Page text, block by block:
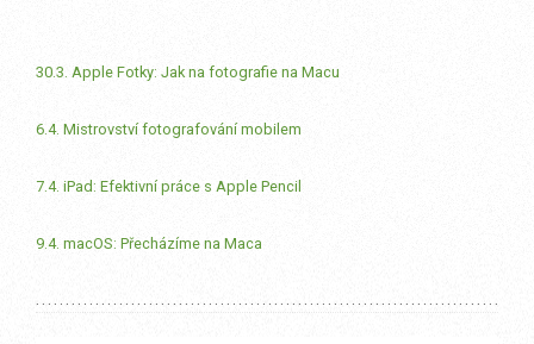
30.3. Apple Fotky: Jak na fotografie na Macu
6.4. Mistrovství fotografování mobilem
7.4. iPad: Efektivní práce s Apple Pencil
9.4. macOS: Přecházíme na Maca